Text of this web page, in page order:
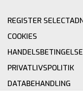
REGISTER
COOKIES
PRIVATLIVSPOLITIK
DATABEHANDLING